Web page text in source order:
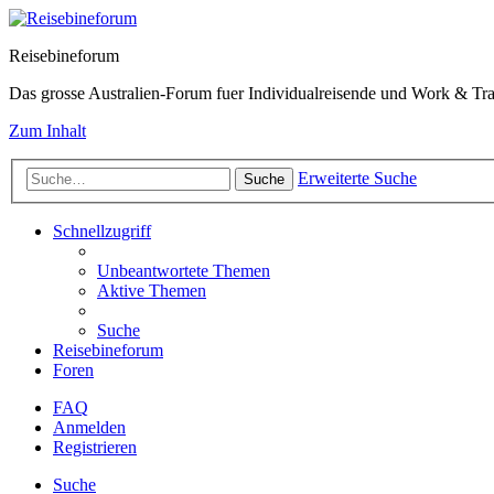
Reisebineforum
Das grosse Australien-Forum fuer Individualreisende und Work &
Zum Inhalt
Suche Erweiterte Suche
Schnellzugriff
Unbeantwortete Themen
Aktive Themen
Suche
Reisebineforum
Foren
FAQ
Anmelden
Registrieren
Suche